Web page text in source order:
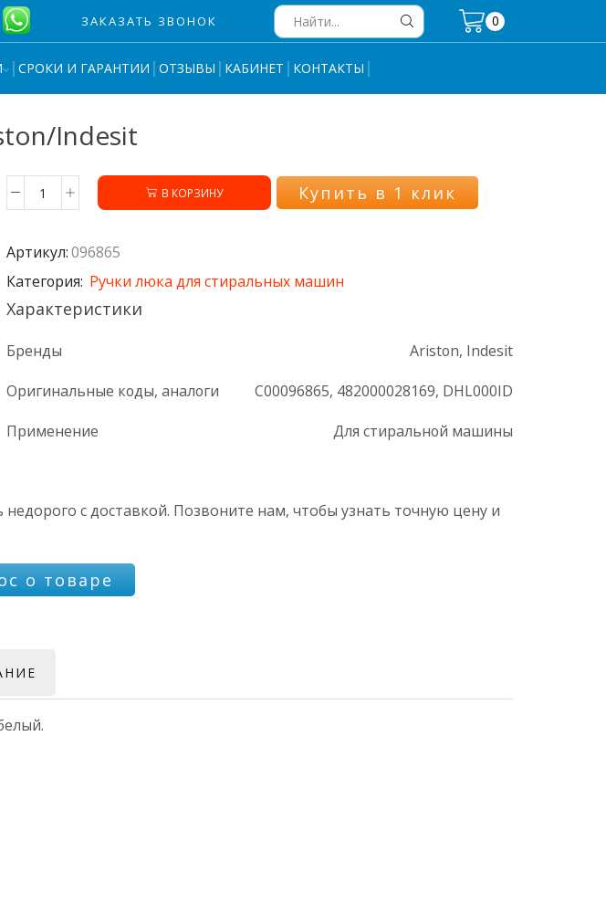
ЗАКАЗАТЬ ЗВОНОК
input
0
СРОКИ И ГАРАНТИИ ОТЗЫВЫ КАБИНЕТ КОНТАКТЫ
Indesit
Количество
люка
стиральных
машин
В КОРЗИНУ Купить в 1 клик
Артикул:096865
Категория: Ручки люка для стиральных машин
Характеристики
Бренды
Ariston, Indesit
Оригинальные коды, аналоги
C00096865, 482000028169, DHL000ID
Применение
Для стиральной машины
с доставкой. Позвоните нам, чтобы узнать точную цену и
о товаре